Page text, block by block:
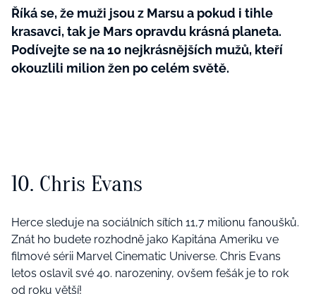
ROČNÍ PŘEDPLATNÉ SVĚT ŽENY +
SADA PRODUKTŮ MANA (10 ks)
Říká se, že muži jsou z Marsu a pokud i tihle
krasavci, tak je Mars opravdu krásná planeta.
Podívejte se na 10 nejkrásnějších mužů, kteří
okouzlili milion žen po celém světě.
10. Chris Evans
Herce sleduje na sociálních sítích 11,7 milionu fanoušků.
Znát ho budete rozhodně jako Kapitána Ameriku ve
filmové sérii Marvel Cinematic Universe. Chris Evans
letos oslavil své 40. narozeniny, ovšem fešák je to rok
od roku větší!